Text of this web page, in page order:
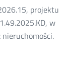
projektu
w